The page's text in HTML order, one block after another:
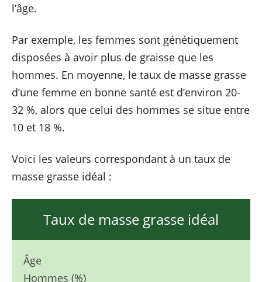
l’âge.
Par exemple, les femmes sont génétiquement
disposées à avoir plus de graisse que les
hommes. En moyenne, le taux de masse grasse
d’une femme en bonne santé est d’environ 20-
32 %, alors que celui des hommes se situe entre
10 et 18 %.
Voici les valeurs correspondant à un taux de
masse grasse idéal :
Taux de masse grasse idéal
Âge
Hommes (%)